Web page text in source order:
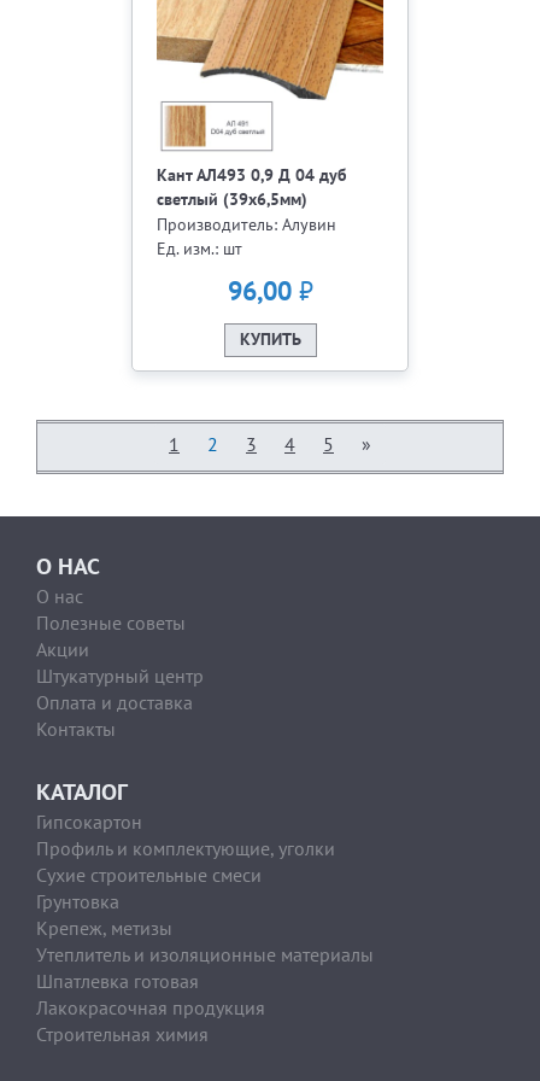
Кант АЛ493 0,9 Д 04 дуб
светлый (39х6,5мм)
Производитель: Алувин
Ед. изм.: шт
96,00₽
КУПИТЬ
1 2 3 4 5 »
О НАС
О нас
Полезные советы
Акции
Штукатурный центр
Оплата и доставка
Контакты
КАТАЛОГ
Гипсокартон
Профиль и комплектующие, уголки
Сухие строительные смеси
Грунтовка
Крепеж, метизы
Утеплитель и изоляционные материалы
Шпатлевка готовая
Лакокрасочная продукция
Строительная химия